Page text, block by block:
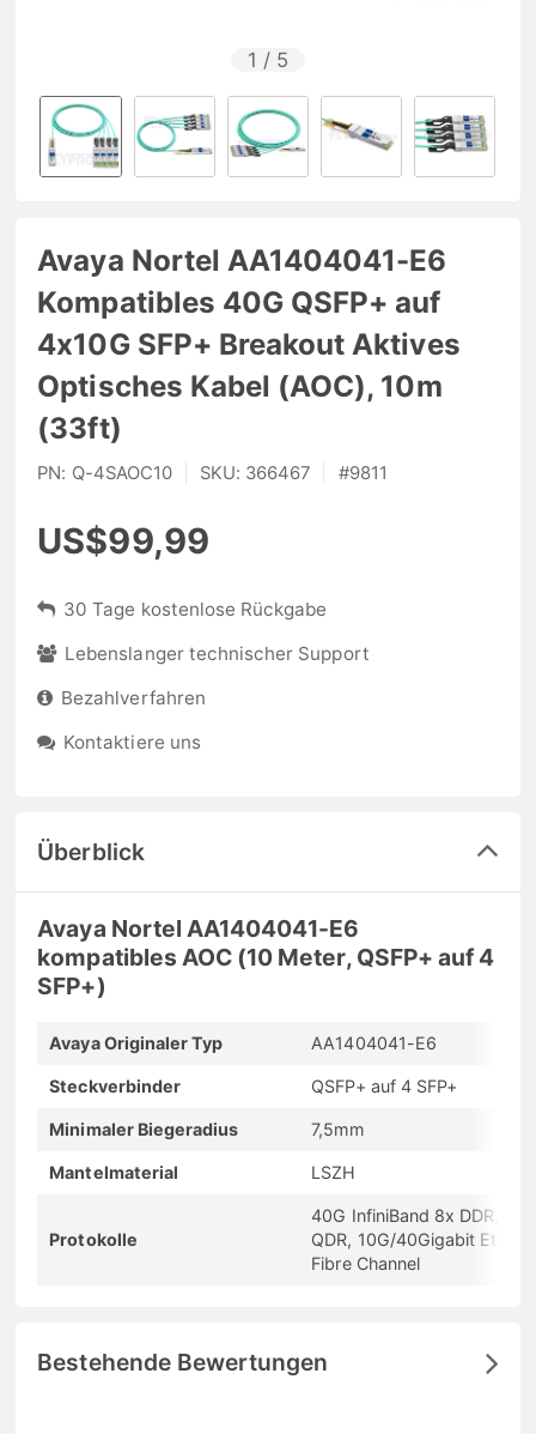
1 / 5
Avaya Nortel AA1404041-E6
Kompatibles 40G QSFP+ auf
4x10G SFP+ Breakout Aktives
Optisches Kabel (AOC), 10m
(33ft)
PN: Q-4SAOC10 SKU: 366467 #9811
US$99,99
30 Tage kostenlose Rückgabe
Lebenslanger technischer Support
Bezahlverfahren
Kontaktiere uns
Überblick
Avaya Nortel AA1404041-E6
kompatibles AOC (10 Meter, QSFP+ auf 4
SFP+)
Avaya Originaler Typ AA1404041-E6
Steckverbinder QSFP+ auf 4 SFP+
Minimaler Biegeradius 7,5mm
Mantelmaterial LSZH
Protokolle
40G InfiniBand 8x DDR, 4x
QDR, 10G/40Gigabit
Fibre Channel
Bestehende Bewertungen